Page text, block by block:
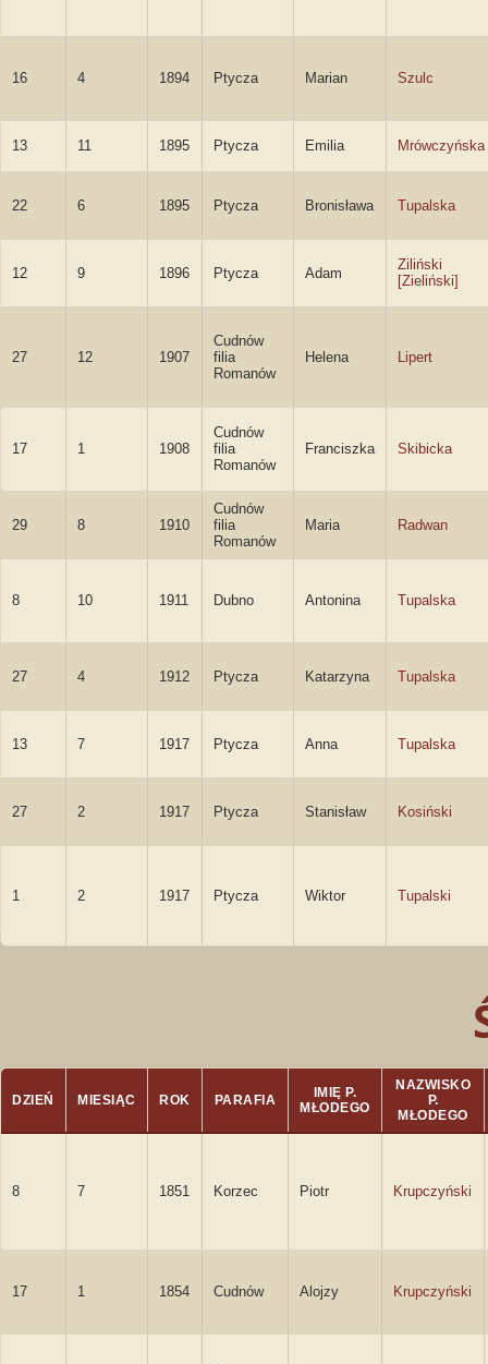
16 4 1894 Ptycza Marian Szulc
13 11 1895 Ptycza Emilia Mrówczyńska
22 6 1895 Ptycza Bronisława Tupalska
12 9 1896 Ptycza Adam
Ziliński
[Zieliński]
27 12 1907
Cudnów
filia
Romanów
Helena Lipert
17 1 1908
Cudnów
filia
Romanów
Franciszka Skibicka
29 8 1910
Cudnów
filia
Romanów
Maria Radwan
8 10 1911 Dubno Antonina Tupalska
27 4 1912 Ptycza Katarzyna Tupalska
13 7 1917 Ptycza Anna Tupalska
27 2 1917 Ptycza Stanisław Kosiński
1 2 1917 Ptycza Wiktor Tupalski
DZIEŃ MIESIĄC ROK PARAFIA
IMIĘ P.
MŁODEGO
NAZWISKO
P.
MŁODEGO
8 7 1851 Korzec Piotr Krupczyński
17 1 1854 Cudnów Alojzy Krupczyński